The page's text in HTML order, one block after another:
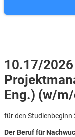
10.17/
Eng.) (w/
für den Studienbeginn
Der Beruf für